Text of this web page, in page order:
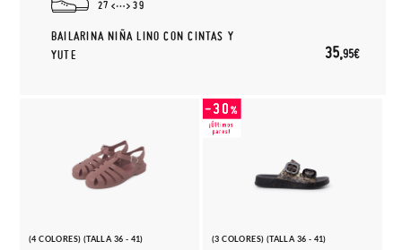
27 39
BAILARINA NIÑA LINO CON CINTAS Y
YUTE
35,95€
(4 COLORES) (TALLA 36 - 41) (3 COLORES) (TALLA 36 - 41)